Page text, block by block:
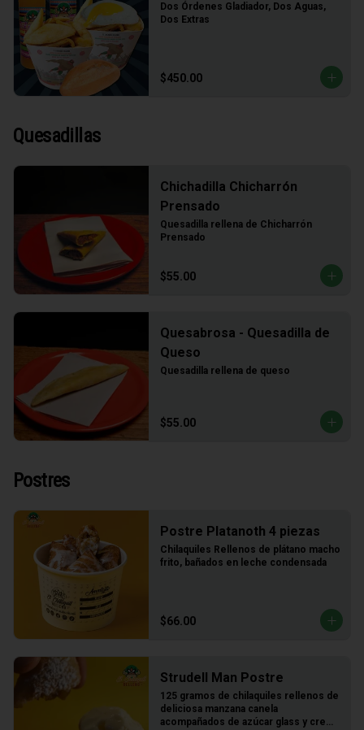
Dos Órdenes Gladiador, Dos Aguas,
Dos Extras
$450.00
Quesadillas
Chichadilla Chicharrón
Prensado
Quesadilla rellena de Chicharrón
Prensado
$55.00
Quesabrosa - Quesadilla de
Queso
Quesadilla rellena de queso
$55.00
Postres
Postre Platanoth 4 piezas
Chilaquiles Rellenos de plátano macho
frito, bañados en leche condensada
$66.00
Strudell Man Postre
125 gramos de chilaquiles rellenos de
deliciosa manzana canela
acompañados de azúcar glass y crema